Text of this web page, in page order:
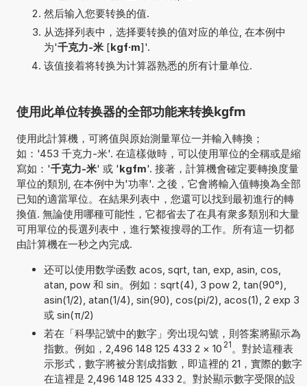
然后输入您要转换的值.
从选择列表中，选择要转换的值对应的单位, 在本例中
为'千克力-米[kgf·m]'.
该值接着将转换为计算器熟悉的所有计量单位.
使用此单位转换器的全部功能来转换kgfm
使用此計算機，可將值與原始測量單位一并輸入轉換；
如：'453 千克力-米'. 在這樣做時，可以使用單位的全稱或是縮
寫如：'千克力-米' 或 'kgfm'. 接著，計算機會確定要轉換度量
單位的類別, 在本例中为'功率'. 之後，它會將輸入值轉換為全部
已知的適當單位。在結果列表中，您還可以找到最初進行的轉
換值. 無論使用哪種可能性，它都省去了在具有衆多類別和大量
可用單位的長選列表中，進行繁複搜尋的工作。所有這一切都
由計算機在一秒之內完成.
还可以使用数学函数 acos, sqrt, tan, exp, asin, cos,
atan, pow 和 sin。例如：sqrt(4), 3 pow 2, tan(90°),
asin(1/2), atan(1/4), sin(90), cos(pi/2), acos(1), 2 exp 3
或 sin(π/2)
若在「科學記號中的數字」旁出現勾號，則答案將顯示為
指數。例如，2,496 148 125 433 2 × 10 21 。對於這種表
示形式，數字將被分割成指數，即這裡的 21，實際的數字
在這裡是 2,496 148 125 433 2。對於顯示數字受限的設